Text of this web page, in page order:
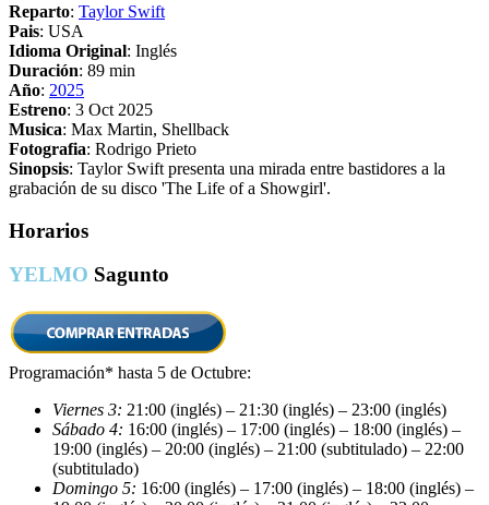
Reparto: Taylor Swift
Pais: USA
Idioma Original: Inglés
Duración: 89 min
Año: 2025
Estreno: 3 Oct 2025
Musica: Max Martin, Shellback
Fotografia: Rodrigo Prieto
Sinopsis: Taylor Swift presenta una mirada entre bastidores a la
grabación de su disco 'The Life of a Showgirl'.
Horarios
YELMO Sagunto
Programación* hasta 5 de Octubre:
Viernes 3: 21:00 (inglés) – 21:30 (inglés) – 23:00 (inglés)
Sábado 4: 16:00 (inglés) – 17:00 (inglés) – 18:00 (inglés) –
19:00 (inglés) – 20:00 (inglés) – 21:00 (subtitulado) – 22:00
(subtitulado)
Domingo 5: 16:00 (inglés) – 17:00 (inglés) – 18:00 (inglés) –